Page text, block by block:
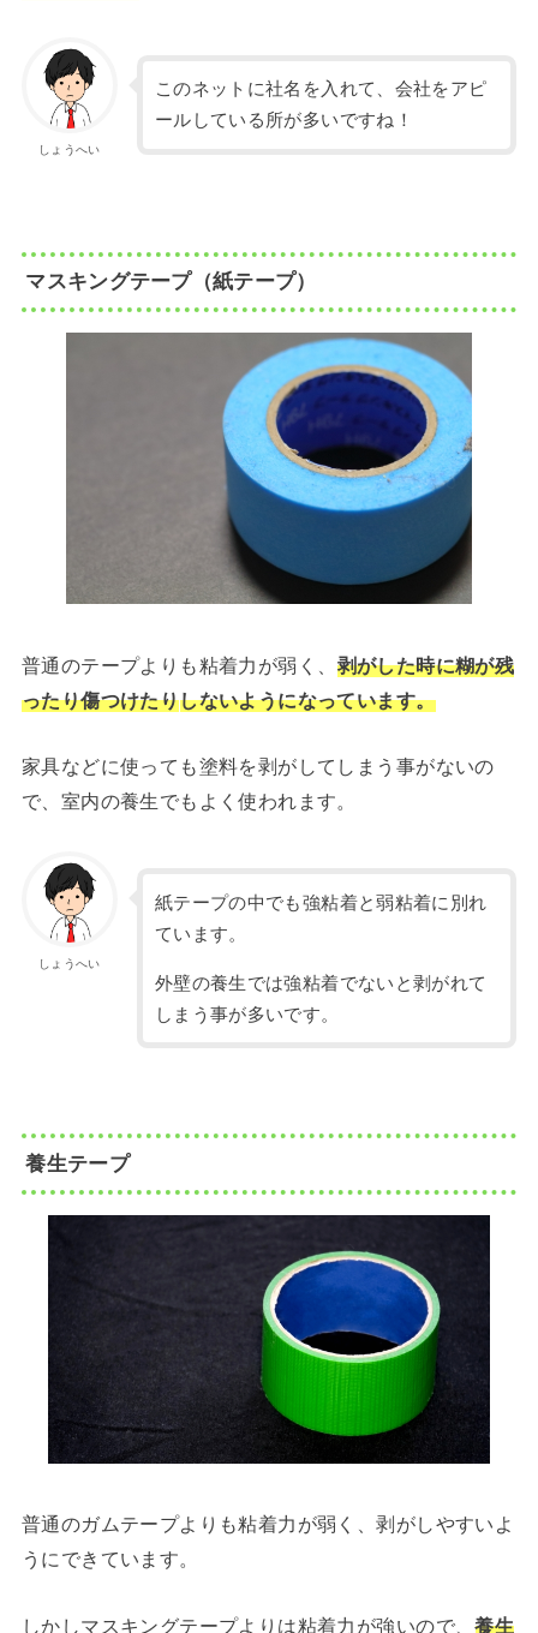
しょうへい
このネットに社名を入れて、会社をアピ
ールしている所が多いですね！
マスキングテープ（紙テープ）
普通のテープよりも粘着力が弱く、 剥がした時に糊が残
ったり傷つけたりしないようになっています。
家具などに使っても塗料を剥がしてしまう事がないの
で、室内の養生でもよく使われます。
しょうへい
紙テープの中でも強粘着と弱粘着に別れ
ています。
外壁の養生では強粘着でないと剥がれて
しまう事が多いです。
養生テープ
普通のガムテープよりも粘着力が弱く、剥がしやすいよ
うにできています。
しかしマスキングテープよりは粘着力が強いので、養生